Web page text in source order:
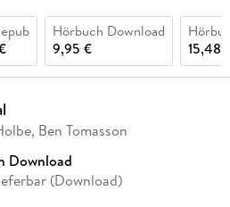
Hörbuch Download
9,95 €
15,48
Ben Tomasson
Download
(Download)